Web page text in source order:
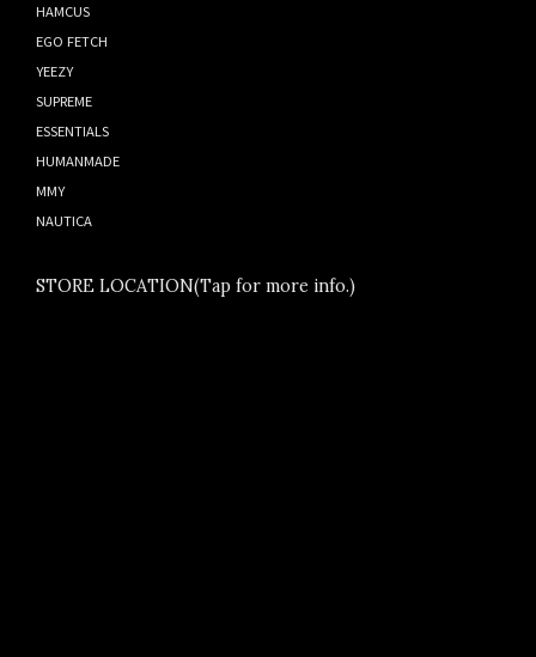
HAMCUS
EGO FETCH
YEEZY
SUPREME
ESSENTIALS
HUMANMADE
MMY
NAUTICA
STORE LOCATION(Tap for more info.)